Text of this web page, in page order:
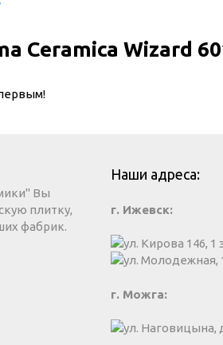
Ceramica Wizard
Вы
плитку,
фабрик.
Наши адреса:
г. Ижевск:
ул. Кирова 146, 1
ул. Молодежная,
г. Можга:
ул. Наговицына,